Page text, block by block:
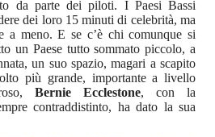
da parte dei piloti. I Paesi Bassi
dei loro 15 minuti di celebrità, ma
a meno. E se c’è chi comunque si
un Paese tutto sommato piccolo, a
un suo spazio, magari a scapito
più grande, importante a livello
Bernie Ecclestone, con la
contraddistinto, ha dato la sua